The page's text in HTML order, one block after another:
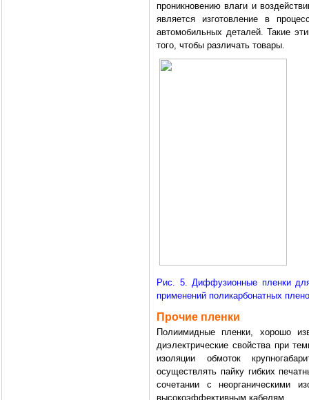
проникновению влаги и
является изготовление в
автомобильных деталей. Такие
того, чтобы различать товары.
Рис. 5. Диффузионные пленки
применений поликарбонатных
Прочие пленки
Полиимидные пленки, хорошо
диэлектрические свойства при
изоляции обмоток
осуществлять пайку гибких
сочетании с неорганическими
высокоэффективным кабелям.